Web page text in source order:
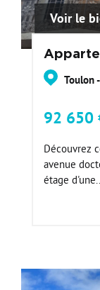
Voir le
Toulon
92 650
Découvrez
avenue
étage d'une...